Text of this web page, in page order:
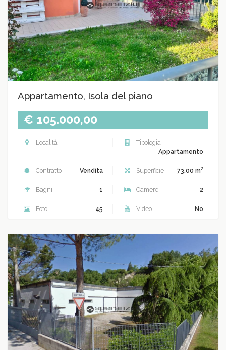
Appartamento, Isola del piano
€ 105.000,00
Località
Tipologia
Appartamento
Contratto Vendita Superficie 73.00 m2
Bagni 1 Camere 2
Foto 45 Video No